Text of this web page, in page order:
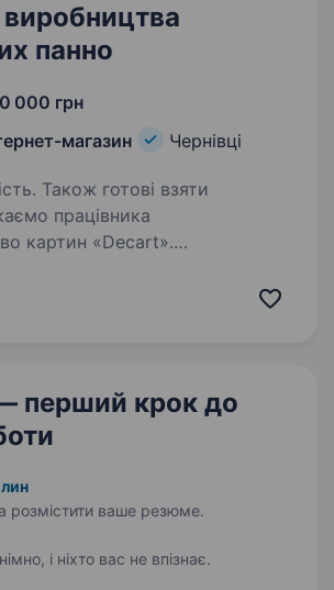
панно
000 грн
магазин
Чернівці
Також готові взяти
картин «Decart».
та інші вироби власного
перший крок до
розмістити ваше резюме.
і ніхто вас не впізнає.